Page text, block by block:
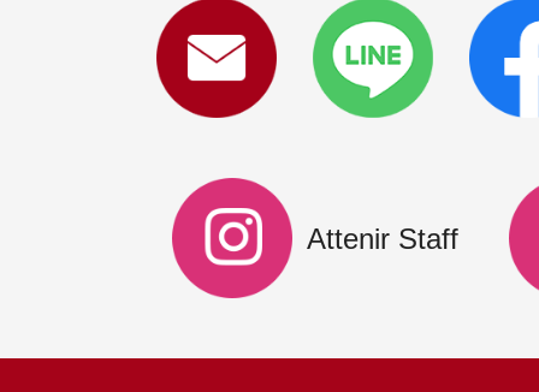
Attenir Staff